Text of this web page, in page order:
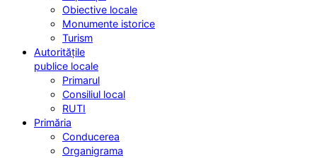
Obiective locale
Monumente istorice
Turism
Autoritățile
publice locale
Primarul
Consiliul local
RUTI
Primăria
Conducerea
Organigrama